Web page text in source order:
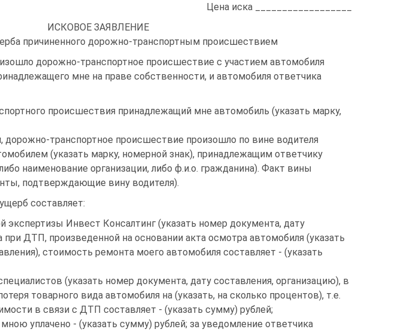
Цена иска __________________
ИСКОВОЕ ЗАЯВЛЕНИЕ
причиненного дорожно-транспортным происшествием
дорожно-транспортное происшествие с участием автомобиля
мне на праве собственности, и автомобиля ответчика
происшествия принадлежащий мне автомобиль (указать марку,
дорожно-транспортное происшествие произошло по вине водителя
(указать марку, номерной знак), принадлежащим ответчику
наименование организации, либо ф.и.о. гражданина). Факт вины
подтверждающие вину водителя).
составляет:
экспертизы Инвест Консалтинг (указать номер документа, дату
при ДТП, произведенной на основании акта осмотра автомобиля (указать
стоимость ремонта моего автомобиля составляет - (указать
(указать номер документа, дату составления, организацию), в
товарного вида автомобиля на (указать, на сколько процентов), т.е.
в связи с ДТП составляет - (указать сумму) рублей;
уплачено - (указать сумму) рублей; за уведомление ответчика